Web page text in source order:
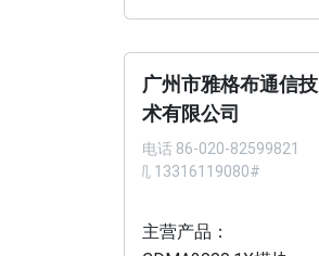
广州市雅格布通信技
术有限公司
电话 86-020-82599821
手机 13316119080#
主营产品：